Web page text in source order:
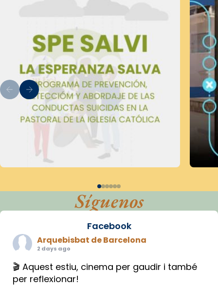
Síguenos
Facebook
Arquebisbat de Barcelona
2 days ago
🎬 Aquest estiu, cinema per gaudir i també
per reflexionar!